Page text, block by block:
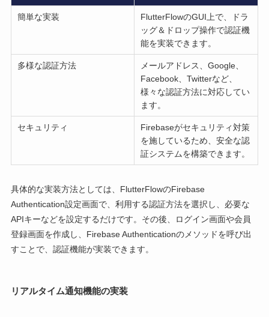
簡単な実装
FlutterFlowのGUI上で、ドラ
ッグ＆ドロップ操作で認証機
能を実装できます。
多様な認証方法
メールアドレス、Google、
Facebook、Twitterなど、
様々な認証方法に対応してい
ます。
セキュリティ
Firebaseがセキュリティ対策
を施しているため、安全な認
証システムを構築できます。
具体的な実装方法としては、FlutterFlowのFirebase
Authentication設定画面で、利用する認証方法を選択し、必要な
APIキーなどを設定するだけです。その後、ログイン画面や会員
登録画面を作成し、Firebase Authenticationのメソッドを呼び出
すことで、認証機能が実装できます。
リアルタイム通知機能の実装